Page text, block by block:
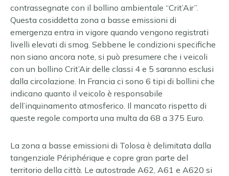
contrassegnate con il bollino ambientale “Crit’Air”.
Questa cosiddetta zona a basse emissioni di
emergenza entra in vigore quando vengono registrati
livelli elevati di smog. Sebbene le condizioni specifiche
non siano ancora note, si può presumere che i veicoli
con un bollino Crit’Air delle classi 4 e 5 saranno esclusi
dalla circolazione. In Francia ci sono 6 tipi di bollini che
indicano quanto il veicolo è responsabile
dell’inquinamento atmosferico. Il mancato rispetto di
queste regole comporta una multa da 68 a 375 Euro.
La zona a basse emissioni di Tolosa è delimitata dalla
tangenziale Périphérique e copre gran parte del
territorio della città. Le autostrade A62, A61 e A620 si